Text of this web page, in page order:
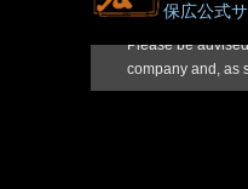
保広公式